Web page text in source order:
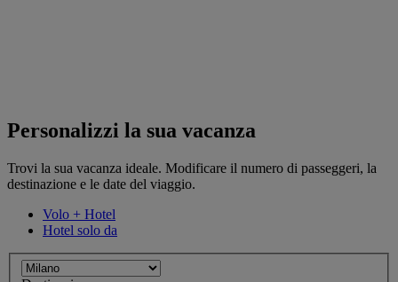
Personalizzi la sua vacanza
Trovi la sua vacanza ideale. Modificare il numero di passeggeri, la
destinazione e le date del viaggio.
Volo + Hotel
Hotel solo da